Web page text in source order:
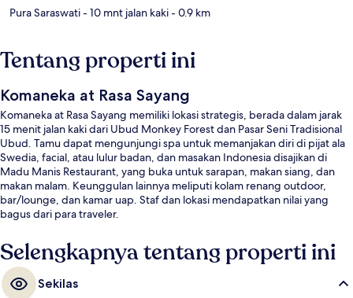
Pura Saraswati- 10 mnt jalan kaki- 0.9 km
Tentang properti ini
Komaneka at Rasa Sayang
Komaneka at Rasa Sayang memiliki lokasi strategis, berada dalam jarak
15 menit jalan kaki dari Ubud Monkey Forest dan Pasar Seni Tradisional
Ubud. Tamu dapat mengunjungi spa untuk memanjakan diri di pijat ala
Swedia, facial, atau lulur badan, dan masakan Indonesia disajikan di
Madu Manis Restaurant, yang buka untuk sarapan, makan siang, dan
makan malam. Keunggulan lainnya meliputi kolam renang outdoor,
bar/lounge, dan kamar uap. Staf dan lokasi mendapatkan nilai yang
bagus dari para traveler.
Selengkapnya tentang properti ini
Sekilas